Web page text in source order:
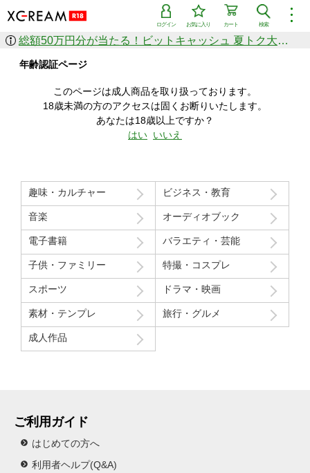
︙
検索
カート
お気に入り
ログイン
作品を探す
ジャンル
シリーズ
人気のセール中商品
新着セール中商品
すべての作品から探す
価格の安い順
価格の高い順
月間ランキング
年間ランキング
総額50万円分が当たる！ビットキャッシュ 夏トク大感謝祭
年齢認証ページ
このページは成人商品を取り扱っております。
18歳未満の方のアクセスは固くお断りいたします。
あなたは18歳以上ですか？
はい いいえ
趣味・カルチャー ビジネス・教育
音楽 オーディオブック
電子書籍 バラエティ・芸能
子供・ファミリー 特撮・コスプレ
スポーツ ドラマ・映画
素材・テンプレ 旅行・グルメ
成人作品
ご利用ガイド
はじめての方へ
利用者ヘルプ(Q&A)